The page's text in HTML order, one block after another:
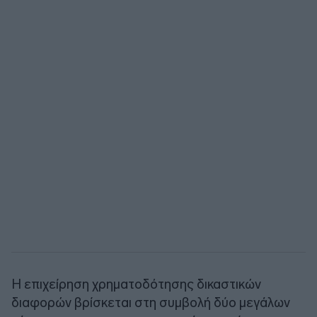
Η επιχείρηση χρηματοδότησης δικαστικών
διαφορών βρίσκεται στη συμβολή δύο μεγάλων